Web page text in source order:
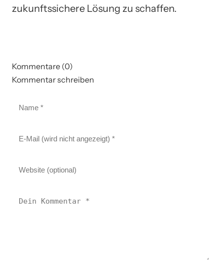
zukunftssichere Lösung zu schaffen.
Kommentare (0)
Kommentar schreiben